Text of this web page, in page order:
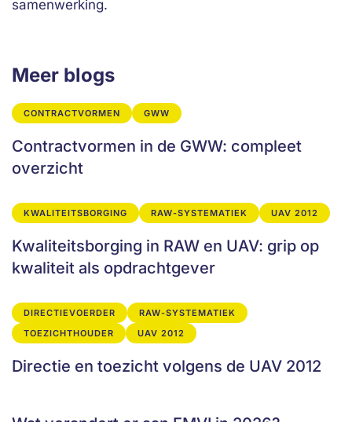
samenwerking.
Meer blogs
CONTRACTVORMEN GWW
Contractvormen in de GWW: compleet
overzicht
KWALITEITSBORGING RAW-SYSTEMATIEK UAV 2012
Kwaliteitsborging in RAW en UAV: grip op
kwaliteit als opdrachtgever
DIRECTIEVOERDER
RAW-SYSTEMATIEK
TOEZICHTHOUDER
UAV 2012
Directie en toezicht volgens de UAV 2012